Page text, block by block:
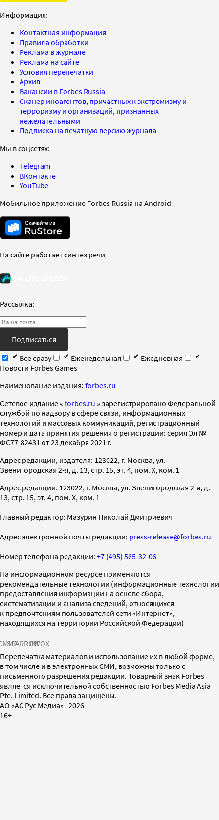
Информация:
Контактная информация
Правила обработки
Реклама в журнале
Реклама на сайте
Условия перепечатки
Архив
Вакансии в Forbes Russia
Сканер иноагентов, причастных к экстремизму и
терроризму и организаций, признанных
нежелательными
Подписка на печатную версию журнала
Мы в соцсетях:
Telegram
ВКонтакте
YouTube
Мобильное приложение Forbes Russia на Android
На сайте работает синтез речи
Рассылка:
Подписаться
Все сразу
Еженедельная
Ежедневная
Новости Forbes Games
Наименование издания: forbes.ru
Cетевое издание « forbes.ru » зарегистрировано Федеральной
службой по надзору в сфере связи, информационных
технологий и массовых коммуникаций, регистрационный
номер и дата принятия решения о регистрации: серия Эл №
ФС77-82431 от 23 декабря 2021 г.
Адрес редакции, издателя: 123022, г. Москва, ул.
Звенигородская 2-я, д. 13, стр. 15, эт. 4, пом. X, ком. 1
Адрес редакции: 123022, г. Москва, ул. Звенигородская 2-я, д.
13, стр. 15, эт. 4, пом. X, ком. 1
Главный редактор: Мазурин Николай Дмитриевич
Адрес электронной почты редакции: press-release@forbes.ru
Номер телефона редакции: +7 (495) 565-32-06
На информационном ресурсе применяются
рекомендательные технологии (информационные технологии
предоставления информации на основе сбора,
систематизации и анализа сведений, относящихся
к предпочтениям пользователей сети «Интернет»,
находящихся на территории Российской Федерации)
SPARROWINFOX
Перепечатка материалов и использование их в любой форме,
в том числе и в электронных СМИ, возможны только с
письменного разрешения редакции. Товарный знак Forbes
является исключительной собственностью Forbes Media Asia
Pte. Limited. Все права защищены.
AO «АС Рус Медиа» · 2026
16+